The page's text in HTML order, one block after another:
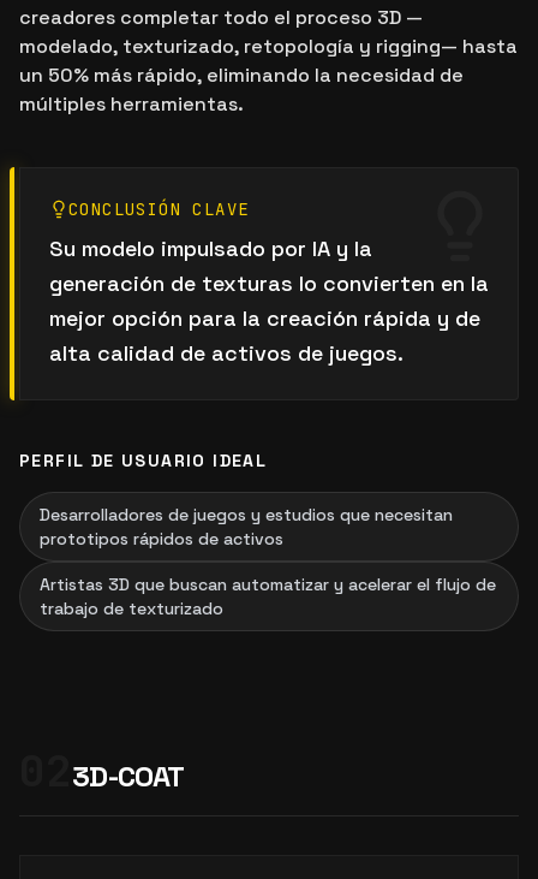
creadores completar todo el proceso 3D —
modelado, texturizado, retopología y rigging— hasta
un 50% más rápido, eliminando la necesidad de
múltiples herramientas.
CONCLUSIÓN CLAVE
Su modelo impulsado por IA y la
generación de texturas lo convierten en la
mejor opción para la creación rápida y de
alta calidad de activos de juegos.
PERFIL DE USUARIO IDEAL
Desarrolladores de juegos y estudios que necesitan
prototipos rápidos de activos
Artistas 3D que buscan automatizar y acelerar el flujo de
trabajo de texturizado
3D-COAT